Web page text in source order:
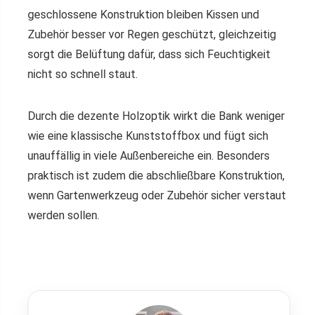
geschlossene Konstruktion bleiben Kissen und
Zubehör besser vor Regen geschützt, gleichzeitig
sorgt die Belüftung dafür, dass sich Feuchtigkeit
nicht so schnell staut.
Durch die dezente Holzoptik wirkt die Bank weniger
wie eine klassische Kunststoffbox und fügt sich
unauffällig in viele Außenbereiche ein. Besonders
praktisch ist zudem die abschließbare Konstruktion,
wenn Gartenwerkzeug oder Zubehör sicher verstaut
werden sollen.